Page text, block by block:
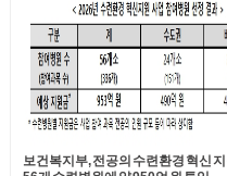
보건복지부, 전공의 수련환경 혁신 지